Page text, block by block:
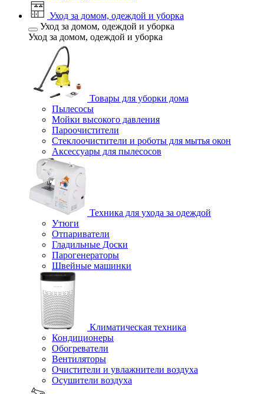
Уход за домом, одеждой и уборка
Уход за домом, одеждой и уборка
Уход за домом, одеждой и уборка
Товары для уборки дома
Пылесосы
Мойки высокого давления
Пароочистители
Стеклоочистители и роботы для мытья окон
Аксессуары для пылесосов
Техника для ухода за одеждой
Утюги
Отпариватели
Гладильные Доски
Парогенераторы
Швейные машинки
Климатическая техника
Кондиционеры
Обогреватели
Вентиляторы
Очистители и увлажнители воздуха
Осушители воздуха